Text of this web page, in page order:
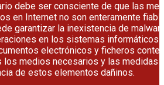
debe ser consciente de que las
en Internet no son enteramente
garantizar la inexistencia de
en los sistemas informáticos
electrónicos y ficheros
los medios necesarios y las medidas
de estos elementos dañinos.